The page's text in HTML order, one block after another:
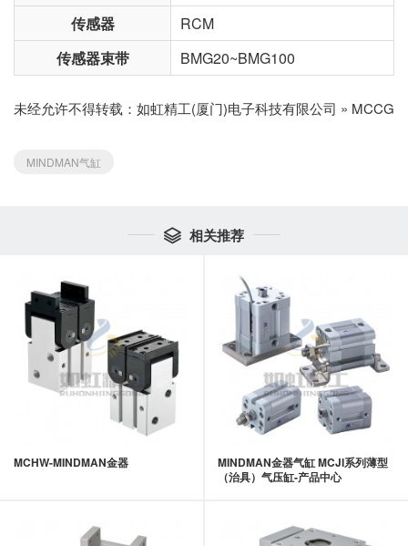
传感器
RCM
传感器束带
BMG20~BMG100
未经允许不得转载： 如虹精工(厦门)电子科技有限公司 » MCCG
MINDMAN气缸
 相关推荐
MCHW-MINDMAN金器
MINDMAN金器气缸 MCJI系列薄型
（治具）气压缸-产品中心